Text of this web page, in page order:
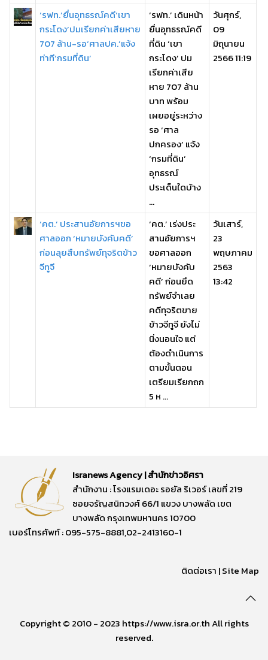
‘รฟท.’ยื่นอุทธรณ์คดี‘เขา
กระโดง’ปมเรียกค่าเสียหาย
707 ล้าน-รอ‘ศาลปค.’แจ้ง
ท่าที‘กรมที่ดิน’
‘รฟท.’ เดินหน้า
ยื่นอุทธรณ์คดี
ที่ดิน ‘เขา
กระโดง’ ปม
เรียกค่าเสีย
หาย 707 ล้าน
บาท พร้อม
เผยอยู่ระหว่าง
รอ ‘ศาล
ปกครอง’ แจ้ง
‘กรมที่ดิน’
อุทธรณ์
ประเด็นใดบ้าง
...
วันศุกร์,
09
มิถุนายน
2566 11:19
‘คต.’ ประสานอัยการฯขอ
ศาลออก ‘หมายบังคับคดี’
ก่อนลุยสืบทรัพย์ทุจริตข้าว
จีทูจี
‘คต.’ เร่งประ
สานอัยการฯ
ขอศาลออก
‘หมายบังคับ
คดี’ ก่อนยึด
ทรัพย์จำเลย
คดีทุจริตขาย
ข้าวจีทูจี ยังไม่
นิ่งนอนใจ แต่
ต้องดำเนินการ
ตามขั้นตอน
เตรียมเรียกถก
5 ห ...
วันเสาร์,
23
พฤษภาคม
2563
13:42
Isranews Agency | สำนักข่าวอิศรา
สำนักงาน : โรงแรมเดอะ รอยัล ริเวอร์ เลขที่ 219
ซอยจรัญสนิทวงศ์ 66/1 แขวง บางพลัด เขต
บางพลัด กรุงเทพมหานคร 10700
เบอร์โทรศัพท์ : 095-575-8881,02-2413160-1
ติดต่อเรา |Site Map
Copyright © 2010 - 2023 https://www.isra.or.th All rights
reserved.